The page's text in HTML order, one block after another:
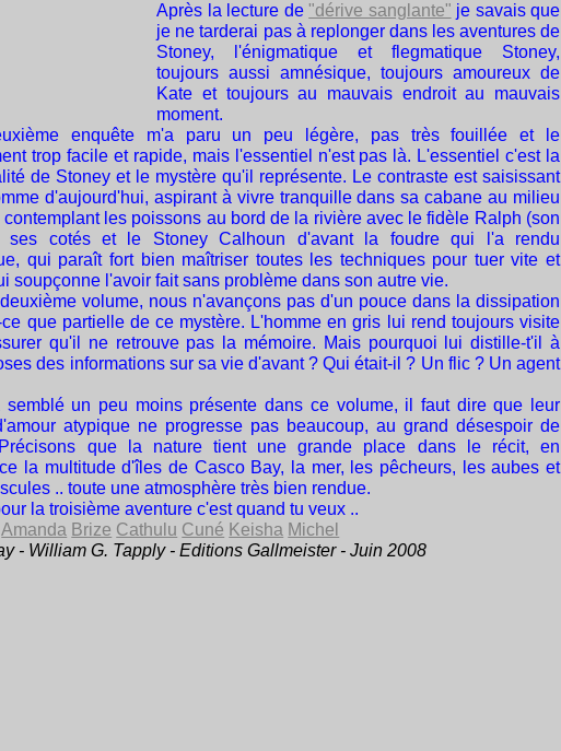
Après la lecture de "dérive sanglante" je savais que
je ne tarderai pas à replonger dans les aventures de
Stoney, l'énigmatique et flegmatique Stoney,
toujours aussi amnésique, toujours amoureux de
Kate et toujours au mauvais endroit au mauvais
moment.
enquête m'a paru un peu légère, pas très fouillée et le
trop facile et rapide, mais l'essentiel n'est pas là. L'essentiel c'est la
de Stoney et le mystère qu'il représente. Le contraste est saisissant
d'aujourd'hui, aspirant à vivre tranquille dans sa cabane au milieu
les poissons au bord de la rivière avec le fidèle Ralph (son
ses cotés et le Stoney Calhoun d'avant la foudre qui l'a rendu
qui paraît fort bien maîtriser toutes les techniques pour tuer vite et
soupçonne l'avoir fait sans problème dans son autre vie.
volume, nous n'avançons pas d'un pouce dans la dissipation
que partielle de ce mystère. L'homme en gris lui rend toujours visite
qu'il ne retrouve pas la mémoire. Mais pourquoi lui distille-t'il à
des informations sur sa vie d'avant ? Qui était-il ? Un flic ? Un agent
semblé un peu moins présente dans ce volume, il faut dire que leur
atypique ne progresse pas beaucoup, au grand désespoir de
que la nature tient une grande place dans le récit, en
la multitude d'îles de Casco Bay, la mer, les pêcheurs, les aubes et
.. toute une atmosphère très bien rendue.
la troisième aventure c'est quand tu veux ..
Amanda Brize Cathulu Cuné Keisha Michel
- William G. Tapply - Editions Gallmeister - Juin 2008